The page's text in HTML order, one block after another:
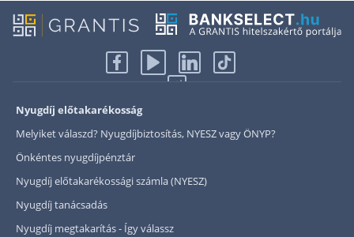
Nyugdíj előtakarékosság
Melyiket válaszd? Nyugdíjbiztosítás, NYESZ vagy ÖNYP?
Önkéntes nyugdíjpénztár
Nyugdíj előtakarékossági számla (NYESZ)
Nyugdíj tanácsadás
Nyugdíj megtakarítás - Így válassz